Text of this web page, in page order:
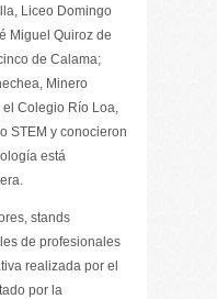
Liceo Domingo
Miguel Quiroz de
de Calama;
Minero
el Colegio Río Loa,
STEM y conocieron
está
stands
de profesionales
realizada por el
por la